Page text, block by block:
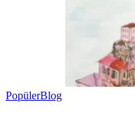
PopülerBlog